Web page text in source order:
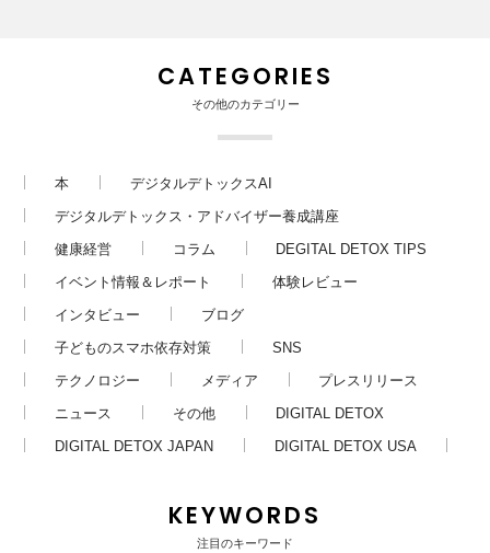
CATEGORIES
その他のカテゴリー
本
デジタルデトックスAI
デジタルデトックス・アドバイザー養成講座
健康経営
コラム
DEGITAL DETOX TIPS
イベント情報＆レポート
体験レビュー
インタビュー
ブログ
子どものスマホ依存対策
SNS
テクノロジー
メディア
プレスリリース
ニュース
その他
DIGITAL DETOX
DIGITAL DETOX JAPAN
DIGITAL DETOX USA
KEYWORDS
注目のキーワード